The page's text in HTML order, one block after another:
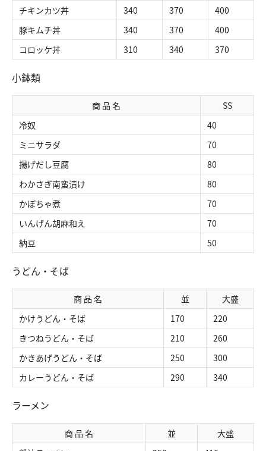
チキンカツ丼
340 370
400
豚キムチ丼
340 370
400
コロッケ丼
310 340 370
小鉢類
商 品 名
SS
冷奴
40
ミニサラダ
70
揚げだし豆腐
80
わかさぎ南蛮漬け
80
かぼちゃ煮
70
いんげん胡麻和え
70
納豆
50
うどん・そば
商 品 名 並
大盛
かけうどん・そば
170
220
きつねうどん・そば
210
260
かきあげうどん・そば
250
300
カレーうどん・そば
290 340
ラーメン
商 品 名 並
大盛